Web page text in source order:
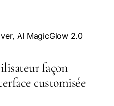
AI MagicGlow 2.0
façon
customisée